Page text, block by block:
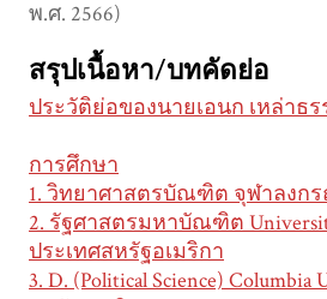
พ.ศ. 2566)
สรุปเนื้อหา/บทคัดย่อ
ประวัติย่อของนายเอนก เหล่าธ
การศึกษา
1. วิทยาศาสตรบัณฑิต จุฬาลงก
2. รัฐศาสตรมหาบัณฑิต
ประเทศสหรัฐอเมริกา
3. D. (Political Science)